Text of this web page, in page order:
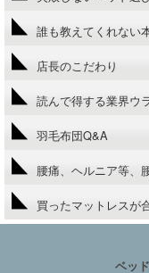
誰も教えてくれない
店長のこだわり
読んで得する業界ウ
羽毛布団Q&A
腰痛、ヘルニア等、
買ったマットレスが
ベッ